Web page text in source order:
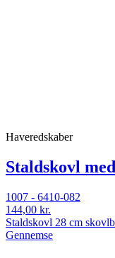
Haveredskaber
Staldskovl
1007 - 6410-082
144,00 kr.
Staldskovl 28 cm
Gennemse